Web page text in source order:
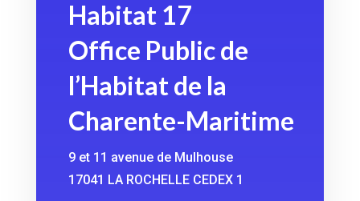
Habitat 17
Office Public de
l’Habitat de la
Charente-Maritime
9 et 11 avenue de Mulhouse
17041 LA ROCHELLE CEDEX 1